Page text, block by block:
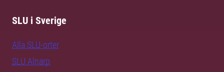
SLU i Sverige
Alla SLU-orter
SLU Alnarp